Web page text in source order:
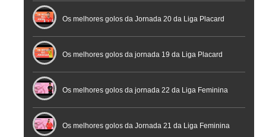
Os melhores golos da Jornada 20 da Liga Placard
Futsal
Os melhores golos da jornada 19 da Liga Placard
Os melhores golos da jornada 22 da Liga Feminina
Placard
Os melhores golos da Jornada 21 da Liga Feminina